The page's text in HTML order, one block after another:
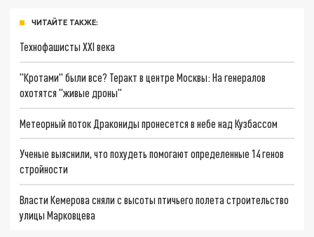
ЧИТАЙТЕ ТАКЖЕ:
Технофашисты XXI века
"Кротами" были все? Теракт в центре Москвы: На генералов
охотятся "живые дроны"
Метеорный поток Дракониды пронесется в небе над Кузбассом
Ученые выяснили, что похудеть помогают определенные 14 генов
стройности
Власти Кемерова сняли с высоты птичьего полета строительство
улицы Марковцева